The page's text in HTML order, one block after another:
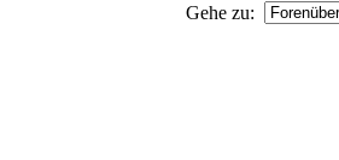
Gehe zu: